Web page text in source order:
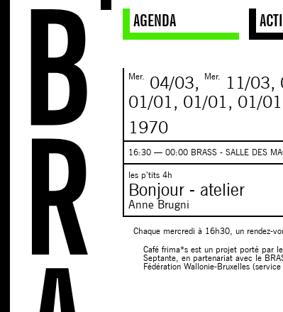
AGENDA
Mer. 04/03, Mer. 11/03,
01/01, 01/01, 01/01
1970
16:30 — 00:00 BRASS - SALLE DES
les p’tits 4h
Bonjour - atelier
Anne Brugni
Chaque mercredi à 16h30, un rendez-
Café frima*s est un projet porté par
Septante, en partenariat avec le
Fédération Wallonie-Bruxelles